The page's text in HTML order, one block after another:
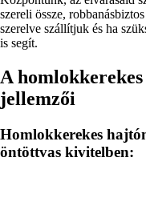
szereli össze,
szerelve szállítjuk és ha
is segít.
A
jellemzői
Homlokkerekes
öntöttvas kivitelben: